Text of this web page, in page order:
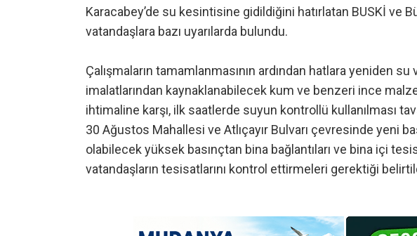
Karacabey’de su kesintisine gidildiğini hatırlatan BUSKİ ve
vatandaşlara bazı uyarılarda bulundu.
Çalışmaların tamamlanmasının ardından hatlara yeniden
imalatlarından kaynaklanabilecek kum ve benzeri ince
ihtimaline karşı, ilk saatlerde suyun kontrollü kullanılması
30 Ağustos Mahallesi ve Atlıçayır Bulvarı çevresinde yeni
olabilecek yüksek basınçtan bina bağlantıları ve bina içi
vatandaşların tesisatlarını kontrol ettirmeleri gerektiği